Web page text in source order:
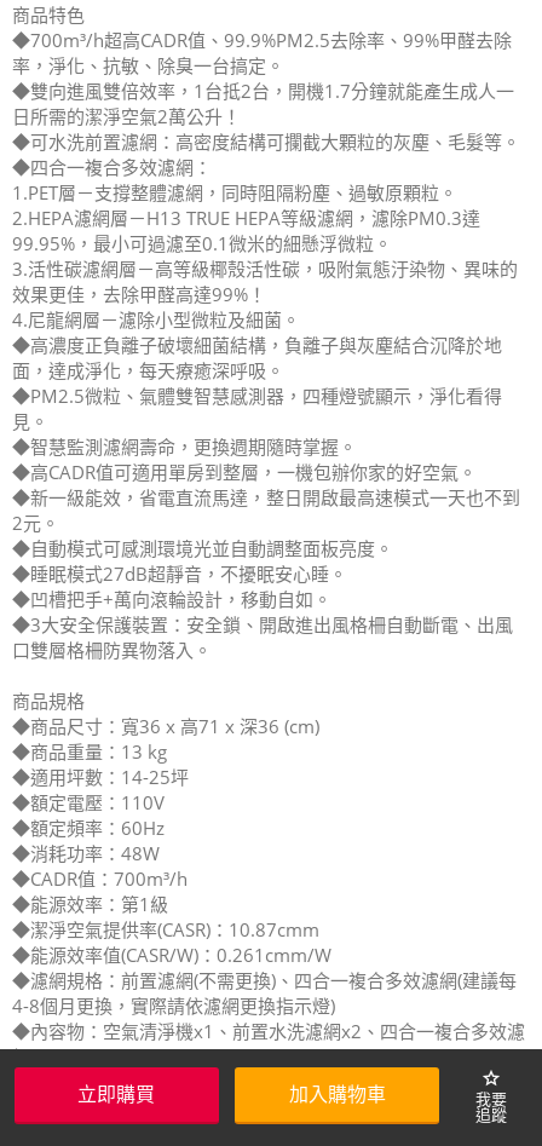
立即購買 加入購物車
star
商品特色
◆700m³/h超高CADR值、99.9%PM2.5去除率、99%甲醛去除
率，淨化、抗敏、除臭一台搞定。
◆雙向進風雙倍效率，1台抵2台，開機1.7分鐘就能產生成人一
日所需的潔淨空氣2萬公升！
◆可水洗前置濾網：高密度結構可攔截大顆粒的灰塵、毛髮等。
◆四合一複合多效濾網：
1.PET層－支撐整體濾網，同時阻隔粉塵、過敏原顆粒。
2.HEPA濾網層－H13 TRUE HEPA等級濾網，濾除PM0.3達
99.95%，最小可過濾至0.1微米的細懸浮微粒。
3.活性碳濾網層－高等級椰殼活性碳，吸附氣態汙染物、異味的
效果更佳，去除甲醛高達99%！
4.尼龍網層－濾除小型微粒及細菌。
◆高濃度正負離子破壞細菌結構，負離子與灰塵結合沉降於地
面，達成淨化，每天療癒深呼吸。
◆PM2.5微粒、氣體雙智慧感測器，四種燈號顯示，淨化看得
見。
◆智慧監測濾網壽命，更換週期隨時掌握。
◆高CADR值可適用單房到整層，一機包辦你家的好空氣。
◆新一級能效，省電直流馬達，整日開啟最高速模式一天也不到
2元。
◆自動模式可感測環境光並自動調整面板亮度。
◆睡眠模式27dB超靜音，不擾眠安心睡。
◆凹槽把手+萬向滾輪設計，移動自如。
◆3大安全保護裝置：安全鎖、開啟進出風格柵自動斷電、出風
口雙層格柵防異物落入。
商品規格
◆商品尺寸：寬36 x 高71 x 深36 (cm)
◆商品重量：13 kg
◆適用坪數：14-25坪
◆額定電壓：110V
◆額定頻率：60Hz
◆消耗功率：48W
◆CADR值：700m³/h
◆能源效率：第1級
◆潔淨空氣提供率(CASR)：10.87cmm
◆能源效率值(CASR/W)：0.261cmm/W
◆濾網規格：前置濾網(不需更換)、四合一複合多效濾網(建議每
4-8個月更換，實際請依濾網更換指示燈)
◆內容物：空氣清淨機x1、前置水洗濾網x2、四合一複合多效濾
網x2
◆產地：中國
◆BSMI商檢字號：R3D387
◆國際條碼：6939924832197